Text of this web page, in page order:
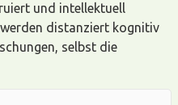
und intellektuell
distanziert kognitiv
selbst die